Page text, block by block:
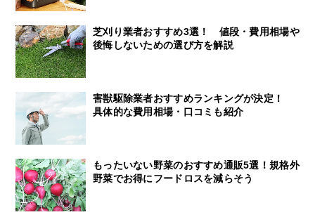
芝刈り業者おすすめ3選！ 値段・費用相場や
後悔しないための選び方を解説
害獣駆除業者おすすめランキングが決定！
具体的な費用相場・口コミも紹介
もったいない野菜のおすすめ通販5選！規格外
野菜でお得にフードロスを減らそう